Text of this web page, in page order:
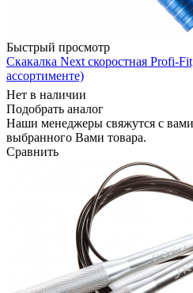
Быстрый просмотр
Скакалка Next скоростная Profi-
ассортименте)
Нет в наличии
Подобрать аналог
Наши менеджеры свяжутся с
выбранного Вами товара.
Сравнить